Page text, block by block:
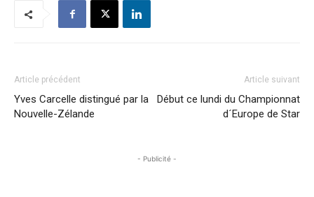
Article précédent
Yves Carcelle distingué par la
Nouvelle-Zélande
Article suivant
Début ce lundi du Championnat
d´Europe de Star
- Publicité -